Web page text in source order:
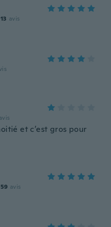
13 avis
avis
et c’est gros pour
59 avis